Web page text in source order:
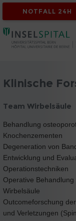
NOTFALL 24H
Klinische
Team Wirbelsäule
Behandlung
Knochenzementen
Degeneration von
Entwicklung und
Operationstechniken
Operative
Wirbelsäule
Outcomeforschung
und Verletzungen